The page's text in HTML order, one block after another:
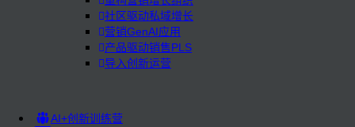
社区驱动私域增长
营销GenAI应用
产品驱动销售PLS
导入创新运营
AI+创新训练营